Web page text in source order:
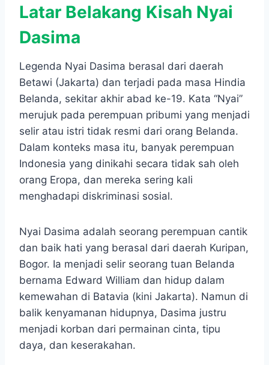
Latar Belakang Kisah Nyai
Dasima
Legenda Nyai Dasima berasal dari daerah
Betawi (Jakarta) dan terjadi pada masa Hindia
Belanda, sekitar akhir abad ke-19. Kata “Nyai”
merujuk pada perempuan pribumi yang menjadi
selir atau istri tidak resmi dari orang Belanda.
Dalam konteks masa itu, banyak perempuan
Indonesia yang dinikahi secara tidak sah oleh
orang Eropa, dan mereka sering kali
menghadapi diskriminasi sosial.
Nyai Dasima adalah seorang perempuan cantik
dan baik hati yang berasal dari daerah Kuripan,
Bogor. Ia menjadi selir seorang tuan Belanda
bernama Edward William dan hidup dalam
kemewahan di Batavia (kini Jakarta). Namun di
balik kenyamanan hidupnya, Dasima justru
menjadi korban dari permainan cinta, tipu
daya, dan keserakahan.